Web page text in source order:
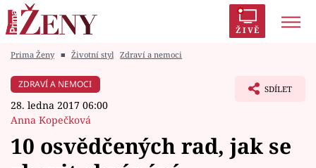
ŽIVĚ
Módní alarm
Zrádci
Prima Ženy ■ Životní styl Zdraví a nemoci
ZDRAVÍ A NEMOCI
28. ledna 2017 06:00
Anna Kopečková
SDÍLET
10 osvědčených rad, jak se